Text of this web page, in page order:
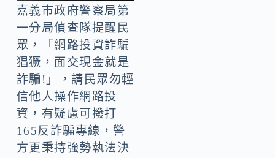
嘉義市政府警察局第
一分局偵查隊提醒民
眾，「網路投資詐騙
猖獗，面交現金就是
詐騙!」，請民眾勿輕
信他人操作網路投
資，有疑慮可撥打
165反詐騙專線，警
方更秉持強勢執法決